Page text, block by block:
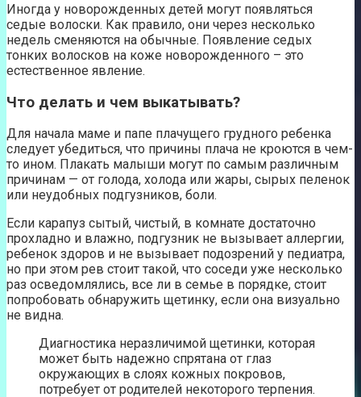
Иногда у новорожденных детей могут появляться
седые волоски. Как правило, они через несколько
недель сменяются на обычные. Появление седых
тонких волосков на коже новорожденного – это
естественное явление.
Что делать и чем выкатывать?
Для начала маме и папе плачущего грудного ребенка
следует убедиться, что причины плача не кроются в чем-
то ином. Плакать малыши могут по самым различным
причинам — от голода, холода или жары, сырых пеленок
или неудобных подгузников, боли.
Если карапуз сытый, чистый, в комнате достаточно
прохладно и влажно, подгузник не вызывает аллергии,
ребенок здоров и не вызывает подозрений у педиатра,
но при этом рев стоит такой, что соседи уже несколько
раз осведомлялись, все ли в семье в порядке, стоит
попробовать обнаружить щетинку, если она визуально
не видна.
Диагностика неразличимой щетинки, которая
может быть надежно спрятана от глаз
окружающих в слоях кожных покровов,
потребует от родителей некоторого терпения.